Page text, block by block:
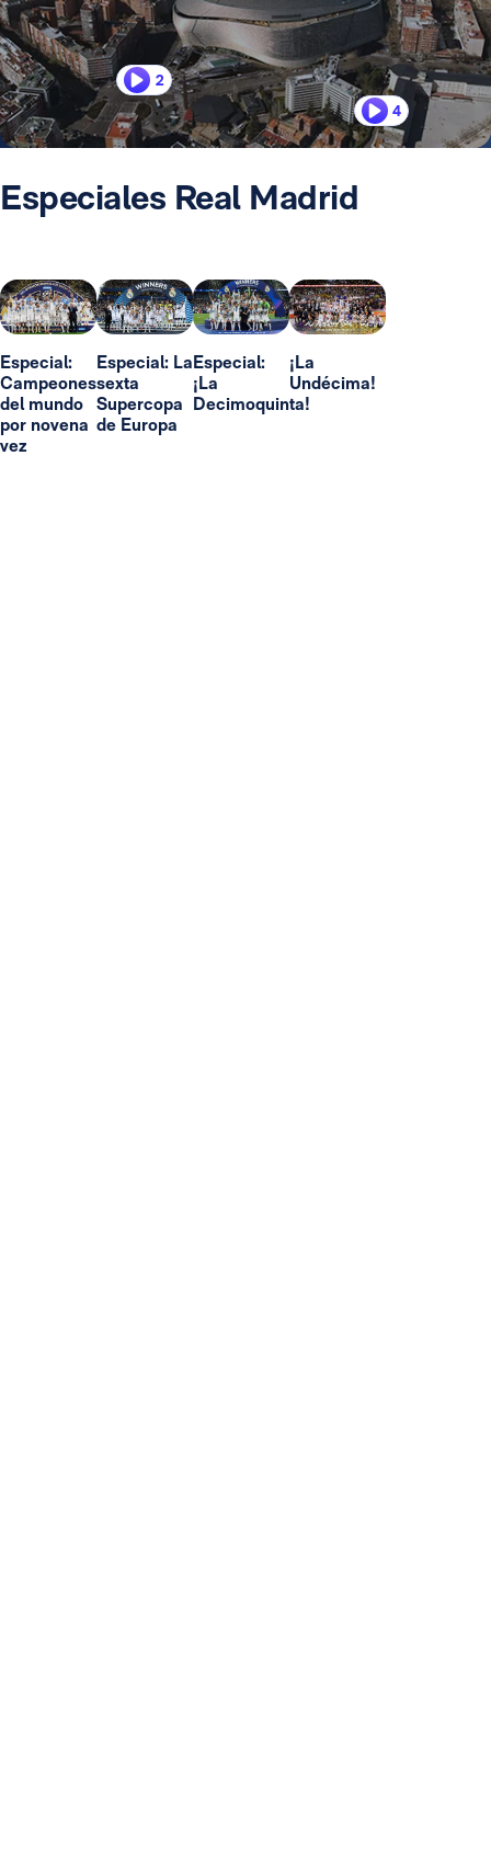
2
4
Especiales Real Madrid
Especial:
Campeones
del mundo
por novena
vez
Especial: La
sexta
Supercopa
de Europa
Especial:
¡La
Decimoquinta!
¡La
Undécima!